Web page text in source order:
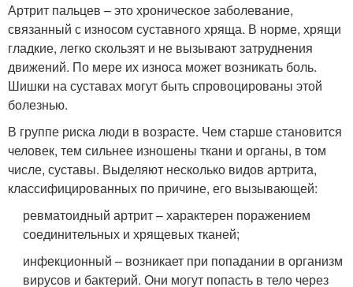
Артрит пальцев – это хроническое заболевание,
связанный с износом суставного хряща. В норме, хрящи
гладкие, легко скользят и не вызывают затруднения
движений. По мере их износа может возникать боль.
Шишки на суставах могут быть спровоцированы этой
болезнью.
В группе риска люди в возрасте. Чем старше становится
человек, тем сильнее изношены ткани и органы, в том
числе, суставы. Выделяют несколько видов артрита,
классифицированных по причине, его вызывающей:
ревматоидный артрит – характерен поражением
соединительных и хрящевых тканей;
инфекционный – возникает при попадании в организм
вирусов и бактерий. Они могут попасть в тело через